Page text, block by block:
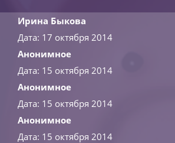
Ирина Быкова
Дата: 17 октября 2014
Анонимное
Дата: 15 октября 2014
Анонимное
Дата: 15 октября 2014
Анонимное
Дата: 15 октября 2014